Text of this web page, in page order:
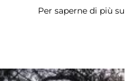
Per saperne di più su